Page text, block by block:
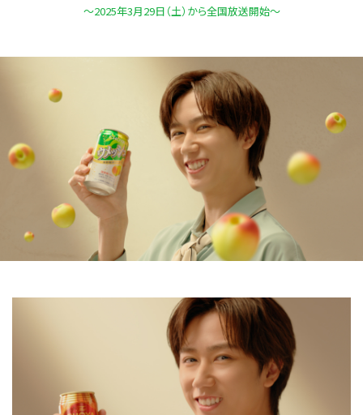
～2025年3月29日（土）から全国放送開始～